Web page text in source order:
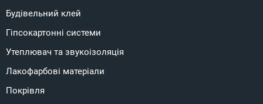
Будівельний клей
Гіпсокартонні системи
Утеплювач та звукоізоляція
Лакофарбові матеріали
Покрівля